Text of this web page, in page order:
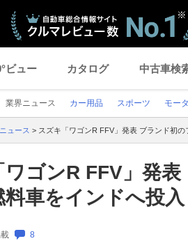
ビュー カタログ 中古車検
業界ニュース カー用品 スポーツ モー
ュース > スズキ「ワゴンR FFV」発表 ブランド初
ゴンR FFV」発
料車をインドへ投入
8